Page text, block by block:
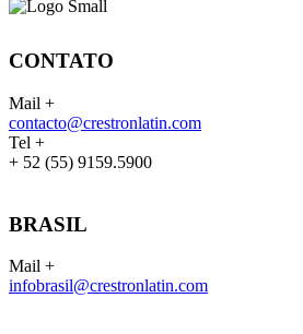
CONTATO
Mail +
contacto@crestronlatin.com
Tel +
+ 52 (55) 9159.5900
BRASIL
Mail +
infobrasil@crestronlatin.com